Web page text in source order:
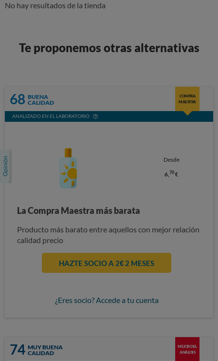
No hay resultados de la tienda
Te proponemos otras alternativas
68 BUENA
CALIDAD
COMPRA
MAESTRA
ANALIZADO EN EL LABORATORIO
Desde
6, 70 €
La Compra Maestra más barata
Producto más barato entre aquellos con mejor relación
calidad precio
HAZTE SOCIO A 2€ 2 MESES
¿Eres socio? Accede a tu cuenta
74 MUY BUENA
CALIDAD
MEJOR DEL
ANÁLISIS